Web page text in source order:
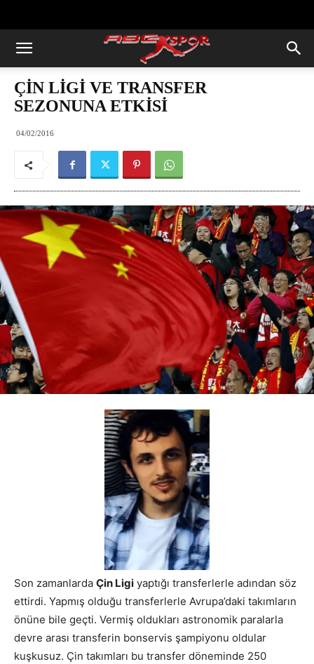
ÇİN LİGİ VE TRANSFER
SEZONUNA ETKİSİ
04/02/2016
Son zamanlarda Çin Ligi yaptığı transferlerle adından söz
ettirdi. Yapmış olduğu transferlerle Avrupa’daki takımların
önüne bile geçti. Vermiş oldukları astronomik paralarla
devre arası transferin bonservis şampiyonu oldular
kuşkusuz. Çin takımları bu transfer döneminde 250